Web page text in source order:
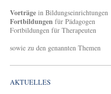
Vorträge in Bildungseinrichtungen
Fortbildungen für Pädagogen
Fortbildungen für Therapeuten
sowie zu den genannten Themen
AKTUELLES